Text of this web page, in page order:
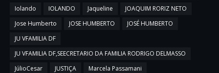
Iolando
IOLANDO Jaqueline
JOAQUIM RORIZ NETO
Jose Humberto
JOSE HUMBERTO
JOSÉ HUMBERTO
JU VFAMILIA DF
JU VFAMILIA DF,SEECRETARIO DA FAMILIA RODRIGO DELMASSO
JúlioCesar
JUSTIÇA
Marcela Passamani